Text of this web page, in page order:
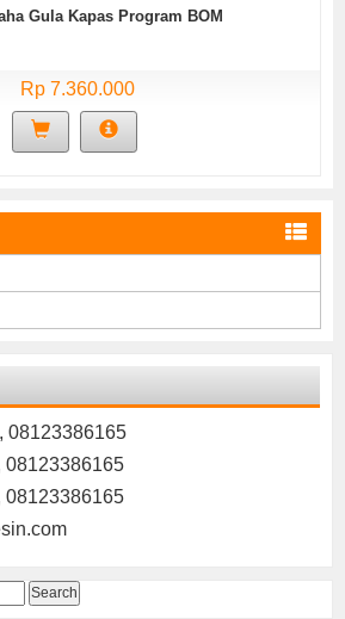
Gula Kapas Program BOM
Rp 7.360.000
08123386165
08123386165
08123386165